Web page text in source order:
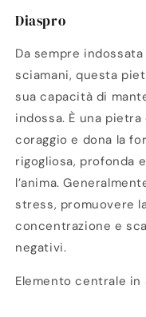
Diaspro
Da sempre
sciamani, questa
sua capacità di
indossa. È una
coraggio e dona la
rigogliosa, profonda
l’anima.
stress, promuovere
concentrazione e
negativi.
Elemento centrale